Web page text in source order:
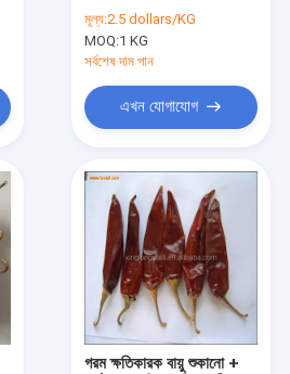
মূল্য:2.5 dollars/KG
MOQ:1 KG
সর্বশেষ দাম পান
এখন যোগাযোগ
গরম ক্ষতিকারক বায়ু শুকানো +